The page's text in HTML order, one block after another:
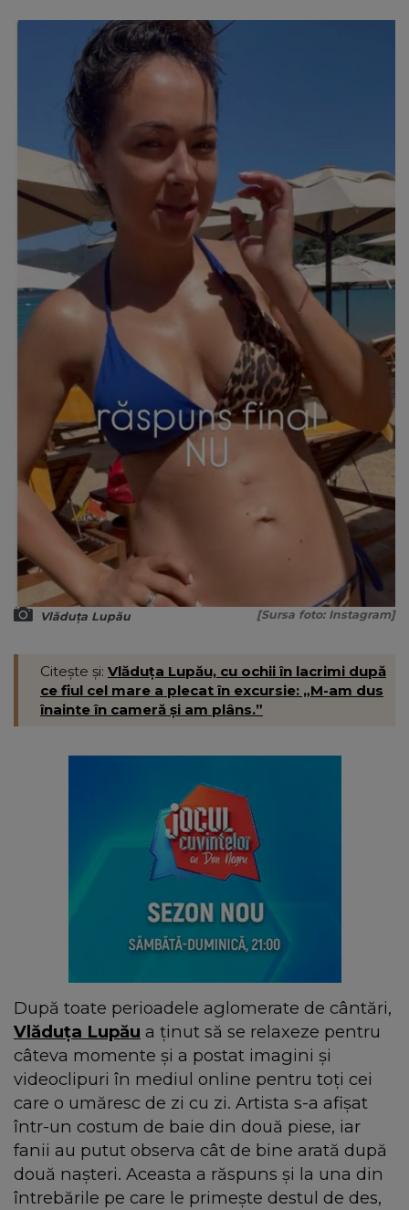
Vlăduța Lupău [Sursa foto: Instagram]
Citește și: Vlăduța Lupău, cu ochii în lacrimi după
ce fiul cel mare a plecat în excursie: „M-am dus
înainte în cameră și am plâns.”
După toate perioadele aglomerate de cântări,
Vlăduța Lupău a ținut să se relaxeze pentru
câteva momente și a postat imagini și
videoclipuri în mediul online pentru toți cei
care o umăresc de zi cu zi. Artista s-a afișat
într-un costum de baie din două piese, iar
fanii au putut observa cât de bine arată după
două nașteri. Aceasta a răspuns și la una din
întrebările pe care le primește destul de des,